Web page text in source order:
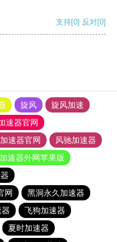
支持[0] 反对[0]
旋风
旋风加速
速器官网
速器官网
风驰加速器
速器外网苹果版
网
黑洞永久加速器
飞狗加速器
夏时加速器